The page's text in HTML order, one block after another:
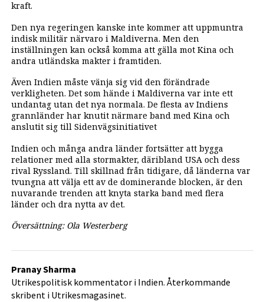
kraft.
Den nya regeringen kanske inte kommer att uppmuntra
indisk militär närvaro i Maldiverna. Men den
inställningen kan också komma att gälla mot Kina och
andra utländska makter i framtiden.
Även Indien måste vänja sig vid den förändrade
verkligheten. Det som hände i Maldiverna var inte ett
undantag utan det nya normala. De flesta av Indiens
grannländer har knutit närmare band med Kina och
anslutit sig till Sidenvägsinitiativet
Indien och många andra länder fortsätter att bygga
relationer med alla stormakter, däribland USA och dess
rival Ryssland. Till skillnad från tidigare, då länderna var
tvungna att välja ett av de dominerande blocken, är den
nuvarande trenden att knyta starka band med flera
länder och dra nytta av det.
Översättning: Ola Westerberg
Pranay Sharma
Utrikespolitisk kommentator i Indien. Återkommande
skribent i Utrikesmagasinet.